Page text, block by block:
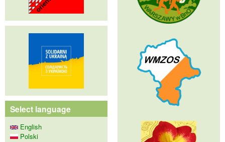
Select language
English
Polski